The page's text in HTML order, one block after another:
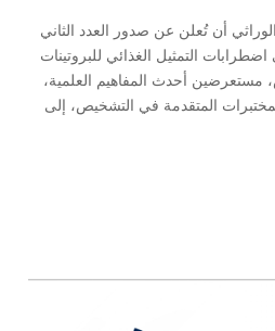
أن تُعلن عن صدور العدد الثاني
التمثيل الغذائي للبروتينات
مستعرضين أحدث المفاهيم العلمية،
المتقدمة في التشخيص، إلى